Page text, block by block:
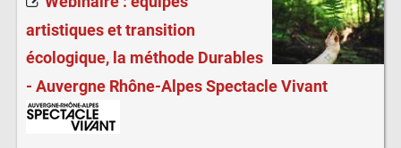
artistiques et transition
écologique, la méthode Durables
- Auvergne Rhône-Alpes Spectacle Vivant